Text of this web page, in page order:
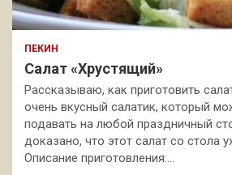
ПЕКИН
Салат «Хрустящий»
Рассказываю, как приготовить
очень вкусный салатик, который
подавать на любой праздничный
доказано, что этот салат со стола
Описание приготовления:…